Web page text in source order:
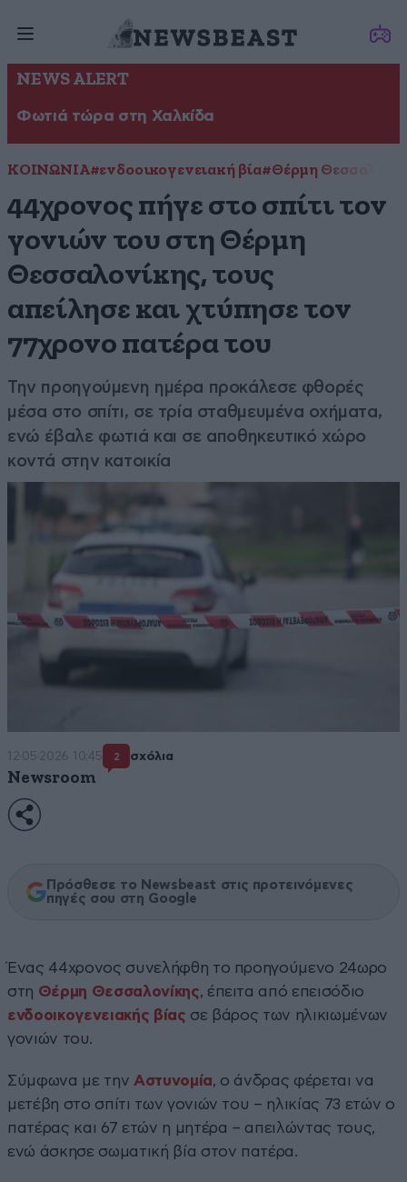
NEWS ALERT
Φωτιά τώρα στη Χαλκίδα
ΚΟΙΝΩΝΙΑ#ενδοοικογενειακή βία#Θέρμη
44χρονος πήγε στο σπίτι τον
γονιών του στη Θέρμη
Θεσσαλονίκης, τους
απείλησε και χτύπησε τον
77χρονο πατέρα του
Την προηγούμενη ημέρα προκάλεσε φθορές
μέσα στο σπίτι, σε τρία σταθμευμένα οχήματα,
ενώ έβαλε φωτιά και σε αποθηκευτικό χώρο
κοντά στην κατοικία
12·05·2026 10:45 2 σχόλια
Newsroom
Πρόσθεσε το Newsbeast στις προτεινόμενες
πηγές σου στη Google
Ένας 44χρονος συνελήφθη το προηγούμενο 24ωρο
στη Θέρμη Θεσσαλονίκης, έπειτα από επεισόδιο
ενδοοικογενειακής βίας σε βάρος των ηλικιωμένων
γονιών του.
Σύμφωνα με την Αστυνομία, ο άνδρας φέρεται να
μετέβη στο σπίτι των γονιών του – ηλικίας 73 ετών ο
πατέρας και 67 ετών η μητέρα – απειλώντας τους,
ενώ άσκησε σωματική βία στον πατέρα.